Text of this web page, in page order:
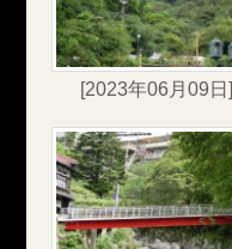
[2023年06月09日]